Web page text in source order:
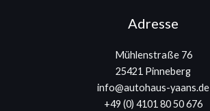
Adresse
Mühlenstraße 76
25421 Pinneberg
info@autohaus-yaans.de
+49 (0) 4101 80 50 676